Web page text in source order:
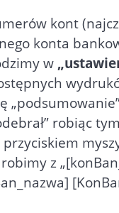
kont
konta
w
robiąc
z